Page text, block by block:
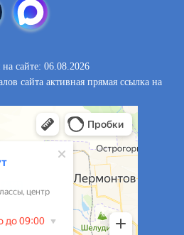
сайте: 06.08.2026
сайта активная прямая ссылка на